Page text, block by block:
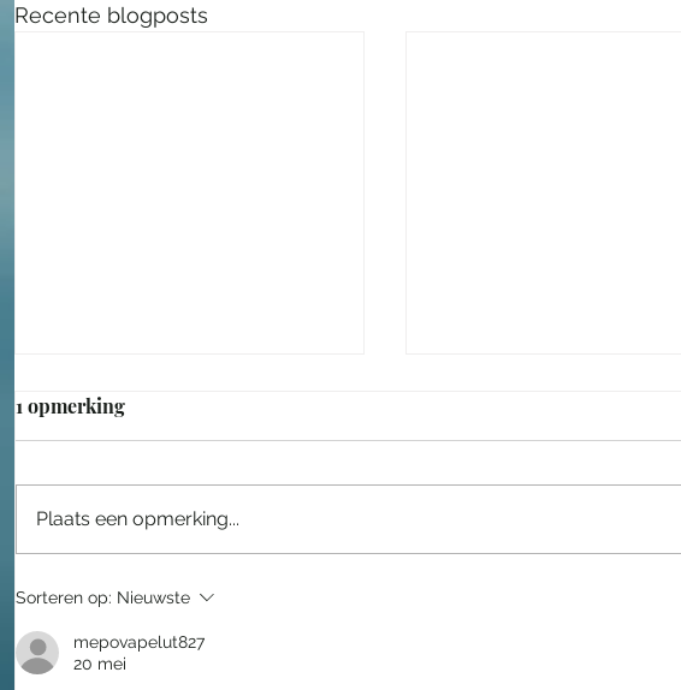
Recente blogposts
Lars Drost leidt nieuwe fase
1 opmerking
Plaats een opmerking...
Sorteren op: Nieuwste
mepovapelut827
20 mei